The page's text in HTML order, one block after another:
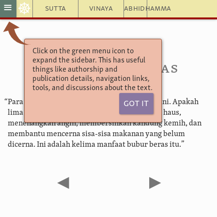
Sutta Vinaya Abhidhamma
≡ ☸
Click on the green menu icon to
expand the sidebar. This has useful
things like authorship and
publication details, navigation links,
tools, and discussions about the text.
Got It
Aṅguttara Nikāya
5.207. Bubur Beras
“Para bhikkhu, ada lima manfaat bubur beras ini. Apakah
lima ini? Menenangkan lapar, menghilangkan haus,
menenangkan angin, membersihkan kandung kemih, dan
membantu mencerna sisa-sisa makanan yang belum
dicerna. Ini adalah kelima manfaat bubur beras itu.”
◀ ▶